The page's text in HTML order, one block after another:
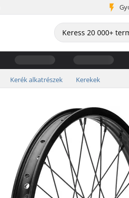
Kerék alkatrészek Kerekek